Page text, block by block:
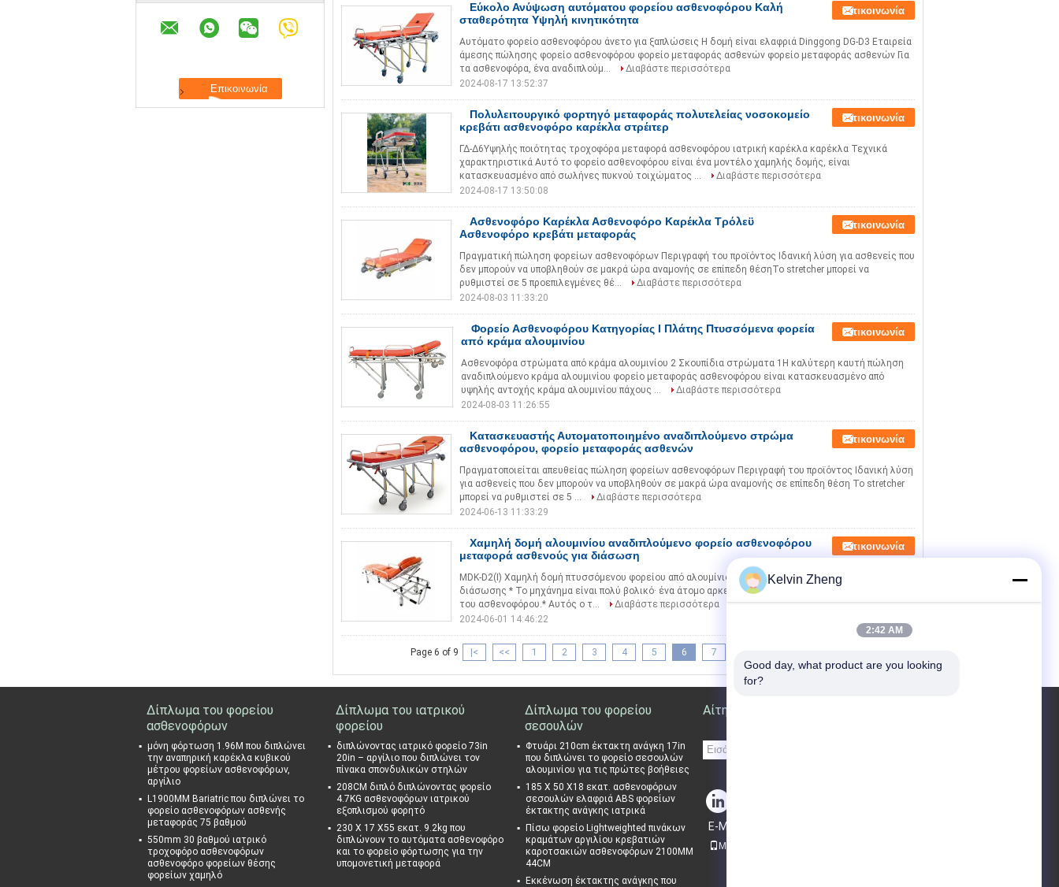
Εύκολο Ανύψωση αυτόματου φορείου ασθενοφόρου Καλή
σταθερότητα Υψηλή κινητικότητα
Επικοινωνία
Αυτόματο φορείο ασθενοφόρου άνετο για ξαπλώσεις Η δομή είναι ελαφριά Dinggong DG-D3 Εταιρεία
άμεσης πώλησης φορείο ασθενοφόρου φορείο μεταφοράς ασθενών φορείο μεταφοράς ασθενών Για
τα ασθενοφόρα, ένα αναδιπλούμ...
Διαβάστε περισσότερα
2024-08-17 13:52:37
Πολυλειτουργικό φορτηγό μεταφοράς πολυτελείας νοσοκομείο
κρεβάτι ασθενοφόρο καρέκλα στρέιτερ
Επικοινωνία
ΓΔ-Δ6Υψηλής ποιότητας τροχοφόρα μεταφορά ασθενοφόρου ιατρική καρέκλα καρέκλα Τεχνικά
χαρακτηριστικά Αυτό το φορείο ασθενοφόρου είναι ένα μοντέλο χαμηλής δομής, είναι
κατασκευασμένο από σωλήνες πυκνού τοιχώματος ...
Διαβάστε περισσότερα
2024-08-17 13:50:08
Ασθενοφόρο Καρέκλα Ασθενοφόρο Καρέκλα Τρόλεϋ
Ασθενοφόρο κρεβάτι μεταφοράς
Επικοινωνία
Πραγματική πώληση φορείων ασθενοφόρων Περιγραφή του προϊόντος Ιδανική λύση για ασθενείς που
δεν μπορούν να υποβληθούν σε μακρά ώρα αναμονής σε επίπεδη θέσηΤο stretcher μπορεί να
ρυθμιστεί σε 5 προεπιλεγμένες θέ...
Διαβάστε περισσότερα
2024-08-03 11:33:20
Φορείο Ασθενοφόρου Κατηγορίας Ι Πλάτης Πτυσσόμενα φορεία
από κράμα αλουμινίου
Επικοινωνία
Ασθενοφόρα στρώματα από κράμα αλουμινίου 2 Σκουπίδια στρώματα 1Η καλύτερη καυτή πώληση
αναδιπλούμενο κράμα αλουμινίου φορείο μεταφοράς ασθενοφόρου είναι κατασκευασμένο από
υψηλής αντοχής κράμα αλουμινίου πάχους ...
Διαβάστε περισσότερα
2024-08-03 11:26:55
Κατασκευαστής Αυτοματοποιημένο αναδιπλούμενο στρώμα
ασθενοφόρου, φορείο μεταφοράς ασθενών
Επικοινωνία
Πραγματοποιείται απευθείας πώληση φορείων ασθενοφόρων Περιγραφή του προϊόντος Ιδανική λύση
για ασθενείς που δεν μπορούν να υποβληθούν σε μακρά ώρα αναμονής σε επίπεδη θέση Το stretcher
μπορεί να ρυθμιστεί σε 5 ...
Διαβάστε περισσότερα
2024-06-13 11:33:29
Χαμηλή δομή αλουμινίου αναδιπλούμενο φορείο ασθενοφόρου
μεταφορά ασθενούς για διάσωση
Επικοινωνία
MDK-D2(I) Χαμηλή δομή πτυσσόμενου φορείου από αλουμίνιο Μεταφορά ασθενών για ασθενοφόρο
διάσωσης * Το μηχάνημα είναι πολύ βολικό· ένα άτομο αρκεί για να στείλει τον ασθενή στο φορείο
του ασθενοφόρου.* Αυτός ο τ...
Διαβάστε περισσότερα
2024-06-01 14:46:22
Page 6 of 9 |< << 1 2 3 4 5 6 7
Δίπλωμα του φορείου
ασθενοφόρων
μόνη φόρτωση 1.96M που διπλώνει
την αναπηρική καρέκλα κυβικού
μέτρου φορείων ασθενοφόρων,
αργίλιο
L1900MM Bariatric που διπλώνει το
φορείο ασθενοφόρων ασθενής
μεταφοράς 75 βαθμού
550mm 30 βαθμού ιατρικό
τροχοφόρο ασθενοφόρων
ασθενοφόρο φορείων θέσης
φορείων χαμηλό
Δίπλωμα του ιατρικού
φορείου
διπλώνοντας ιατρικό φορείο 73in
20in – αργίλιο που διπλώνει τον
πίνακα σπονδυλικών στηλών
208CM διπλό διπλώνοντας φορείο
4.7KG ασθενοφόρων ιατρικού
εξοπλισμού φορητό
230 X 17 X55 εκατ. 9.2kg που
διπλώνουν το αυτόματα ασθενοφόρο
και το φορείο φόρτωσης για την
υπομονετική μεταφορά
Δίπλωμα του φορείου
σεσουλών
Φτυάρι 210cm έκτακτη ανάγκη 17in
που διπλώνει το φορείο σεσουλών
αλουμινίου για τις πρώτες βοήθειες
185 X 50 X18 εκατ. ασθενοφόρων
σεσουλών ελαφριά ABS φορείων
έκτακτης ανάγκης ιατρικά
Πίσω φορείο Lightweighted πινάκων
κραμάτων αργιλίου κρεβατιών
καροτσακιών ασθενοφόρων 2100MM
44CM
Εκκένωση έκτακτης ανάγκης που
Αίτηση κράτησης
E-Mail
Mobile Site
Kelvin Zheng
2:42 AM
Good day, what product are you looking
for?